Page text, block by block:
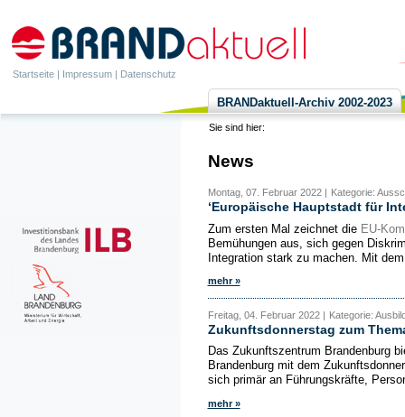
Startseite | Impressum | Datenschutz
BRANDaktuell-Archiv 2002-2023
Sie sind hier:
News
Montag, 07. Februar 2022 | Kategorie:
‘Europäische Hauptstadt für
Zum ersten Mal zeichnet die EU-
Bemühungen aus, sich gegen
Integration stark zu machen. Mit
mehr »
Freitag, 04. Februar 2022 | Kategorie:
Zukunftsdonnerstag zum
Das Zukunftszentrum Brandenburg
Brandenburg mit dem
sich primär an Führungskräfte,
mehr »